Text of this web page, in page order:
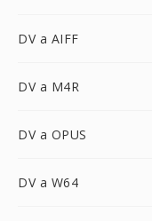
DV a AIFF
DV a M4R
DV a OPUS
DV a W64